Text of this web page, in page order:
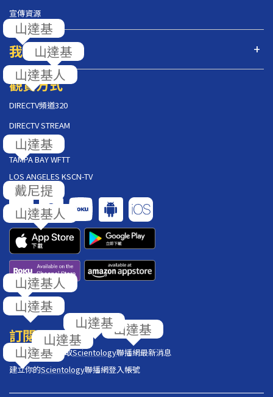
宣傳資源
我們的節目
觀賞方式
DIRECTV頻道320
DIRECTV STREAM
AT&T U-VERSE
TAMPA BAY WFTT
LOS ANGELES KSCN-TV
回饋
訂閱
在你的收件匣獲取Scientology聯播網最新消息
建立你的Scientology聯播網登入帳號